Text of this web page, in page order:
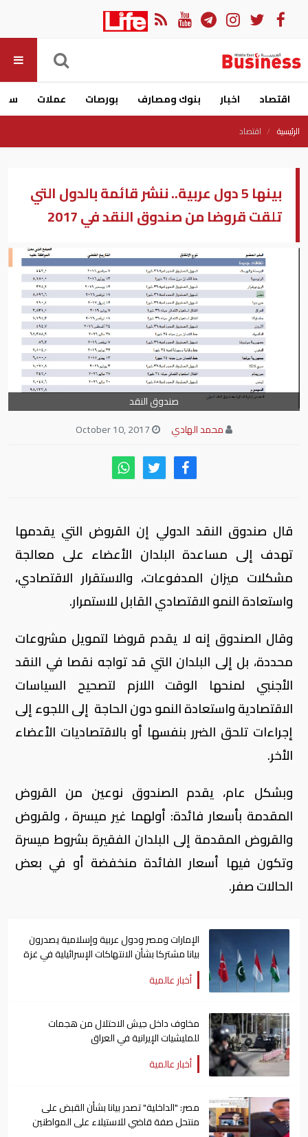
اقتصاد اخبار بنوك ومصارف بورصات عملات
الرئيسية اقتصاد
بينها 5 دول عربية.. ننشر قائمة بالدول التي
تلقت قروضا من صندوق النقد في 2017
صندوق النقد
محمد الهادي
قال صندوق النقد الدولي إن القروض التي يقدمها
تهدف إلى مساعدة البلدان الأعضاء على معالجة
مشكلات ميزان المدفوعات، والاستقرار الاقتصادي،
واستعادة النمو الاقتصادي القابل للاستمرار.
وقال الصندوق إنه لا يقدم قروضا لتمويل مشروعات
محددة، بل إلى البلدان التي قد تواجه نقصا في النقد
الأجنبي لمنحها الوقت اللازم لتصحيح السياسات
الاقتصادية واستعادة النمو دون الحاجة إلى اللجوء إلى
إجراءات تلحق الضرر بنفسها أو بالاقتصاديات الأعضاء
الأخر.
وبشكل عام، يقدم الصندوق نوعين من القروض
المقدمة بأسعار فائدة: أولهما غير ميسرة ، ولقروض
والقروض المقدمة إلى البلدان الفقيرة بشروط ميسرة
وتكون فيها أسعار الفائدة منخفضة أو في بعض
الحالات صفر.
الإمارات ومصر ودول عربية وإسلامية يصدرون
بيانا مشتركا بشأن الانتهاكات الإسرائيلية في غزة
أخبار عالمية
مخاوف داخل جيش الاحتلال من هجمات
للمليشيات الإيرانية في العراق
أخبار عالمية
مصر: "الداخلية" تصدر بيانا بشأن القبض على
منتحل صفة قاضي للاستيلاء على المواطنين